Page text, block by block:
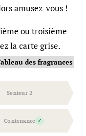
amusez-vous !
ou troisième
la carte grise.
des fragrances
Senteur 2
Contenance ✓